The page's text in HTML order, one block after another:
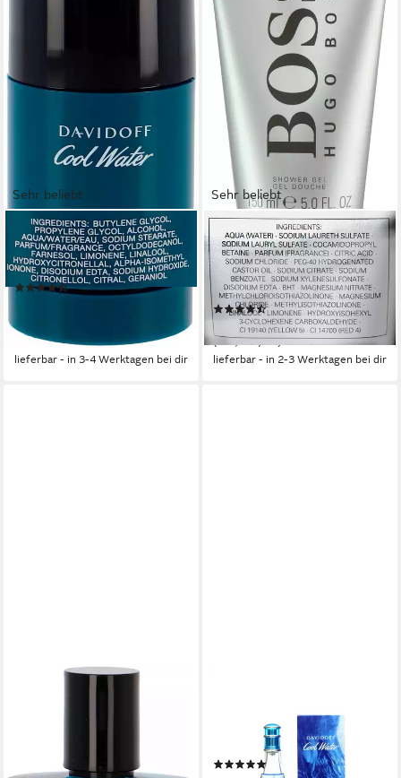
Sehr beliebt
DAVIDOFF
Deo-Stift Cool Water, mit
frisch belebender Note
(52)
-50%
lieferbar - in 3-4 Werktagen bei dir
Sehr beliebt
BOSS
Duschgel BOSS BOTTLED
SHOWER GEL, mit spritzig-
frischen Aromen
(98)
20,00 €
(133,33 €/ 1 l)
lieferbar - in 2-3 Werktagen bei dir
Water Woman Oceanic Eau de
Toilette 100 ml
(2)